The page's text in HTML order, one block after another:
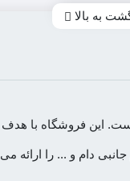
به بالا
است. این فروشگاه
جانبی دام و ... را